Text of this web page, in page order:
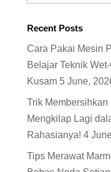
Recent Posts
Cara Pakai Mesin
Belajar Teknik
Kusam 5 June,
Trik
Mengkilap Lagi
Rahasianya! 4
Tips Merawat